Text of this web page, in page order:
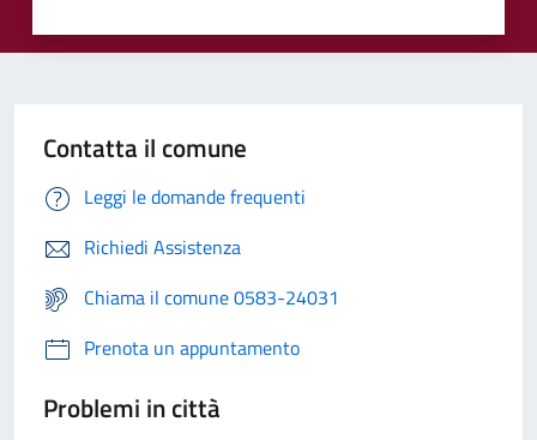
Contatta il comune
Leggi le domande frequenti
Richiedi Assistenza
Chiama il comune 0583-24031
Prenota un appuntamento
Problemi in città